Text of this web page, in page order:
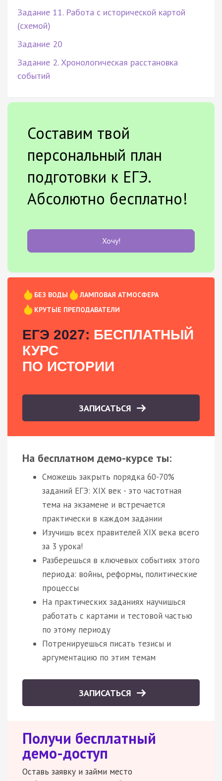
Задание 11. Работа с исторической картой
(схемой)
Задание 20
Задание 2. Хронологическая расстановка
событий
Составим твой
персональный план
подготовки к ЕГЭ.
Абсолютно бесплатно!
Хочу!
БЕЗ ВОДЫ
ЛАМПОВАЯ АТМОСФЕРА
КРУТЫЕ ПРЕПОДАВАТЕЛИ
ЕГЭ 2027: БЕСПЛАТНЫЙ
КУРС
ПО ИСТОРИИ
ЗАПИСАТЬСЯ
На бесплатном демо-курсе ты:
Сможешь закрыть порядка 60-70%
заданий ЕГЭ: XIX век - это частотная
тема на экзамене и встречается
практически в каждом задании
Изучишь всех правителей XIX века всего
за 3 урока!
Разберешься в ключевых событиях этого
периода: войны, реформы, политические
процессы
На практических заданиях научишься
работать с картами и тестовой частью
по этому периоду
Потренируешься писать тезисы и
аргументацию по этим темам
ЗАПИСАТЬСЯ
Получи бесплатный
демо-доступ
Оставь заявку и займи место